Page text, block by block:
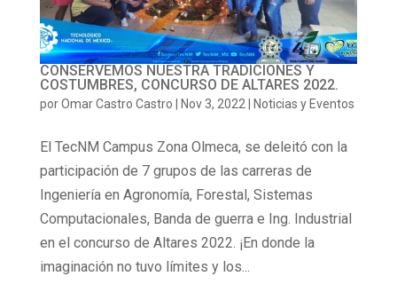
CONSERVEMOS NUESTRA TRADICIONES Y
COSTUMBRES, CONCURSO DE ALTARES 2022.
porOmar Castro Castro Nov 3, 2022 Noticias y Eventos
El TecNM Campus Zona Olmeca, se deleitó con la
participación de 7 grupos de las carreras de
Ingeniería en Agronomía, Forestal, Sistemas
Computacionales, Banda de guerra e Ing. Industrial
en el concurso de Altares 2022. ¡En donde la
imaginación no tuvo límites y los...